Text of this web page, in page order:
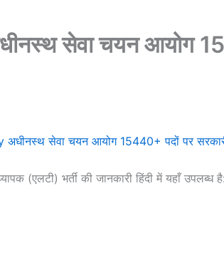
सेवा चयन आयोग
सेवा चयन आयोग 15440+ पदों पर सरकारी
(एलटी) भर्ती की जानकारी हिंदी में यहाँ उपलब्ध है: